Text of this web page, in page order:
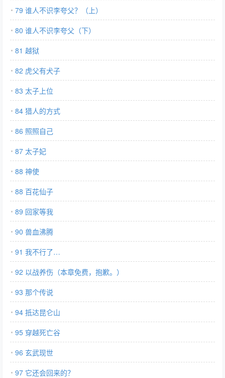
79 谁人不识李夸父？（上）
80 谁人不识李夸父（下）
81 越狱
82 虎父有犬子
83 太子上位
84 猎人的方式
86 照照自己
87 太子妃
88 神使
88 百花仙子
89 回家等我
90 兽血沸腾
91 我不行了…
92 以战养伤（本章免费，抱歉。）
93 那个传说
94 抵达昆仑山
95 穿越死亡谷
96 玄武现世
97 它还会回来的？